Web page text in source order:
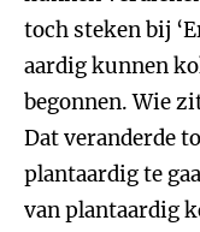
toch steken bij
aardig kunnen
begonnen. Wie
Dat veranderde
plantaardig te
van plantaardig